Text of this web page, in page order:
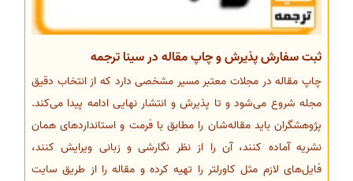
ثبت سفارش پذیرش و چاپ مقاله در سینا ترجمه
چاپ مقاله در مجلات معتبر مسیر مشخصی دارد که از انتخاب دقیق
مجله شروع می‌شود و تا پذیرش و انتشار نهایی ادامه پیدا می‌کند.
پژوهشگران باید مقاله‌شان را مطابق با فرمت و استانداردهای همان
نشریه آماده کنند، آن را از نظر نگارشی و زبانی ویرایش کنند،
فایل‌های لازم مثل کاورلتر را تهیه کرده و مقاله را از طریق سایت